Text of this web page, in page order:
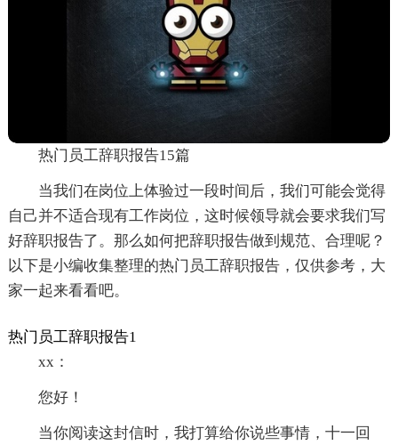
热门员工辞职报告15篇
当我们在岗位上体验过一段时间后，我们可能会觉得
自己并不适合现有工作岗位，这时候领导就会要求我们写
好辞职报告了。那么如何把辞职报告做到规范、合理呢？
以下是小编收集整理的热门员工辞职报告，仅供参考，大
家一起来看看吧。
热门员工辞职报告1
xx：
您好！
当你阅读这封信时，我打算给你说些事情，十一回